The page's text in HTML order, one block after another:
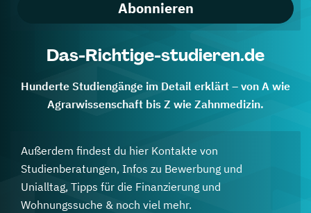
Abonnieren
Das-Richtige-studieren.de
Hunderte Studiengänge im Detail erklärt – von A wie
Agrarwissenschaft bis Z wie Zahnmedizin.
Außerdem findest du hier Kontakte von
Studienberatungen, Infos zu Bewerbung und
Unialltag, Tipps für die Finanzierung und
Wohnungssuche & noch viel mehr.